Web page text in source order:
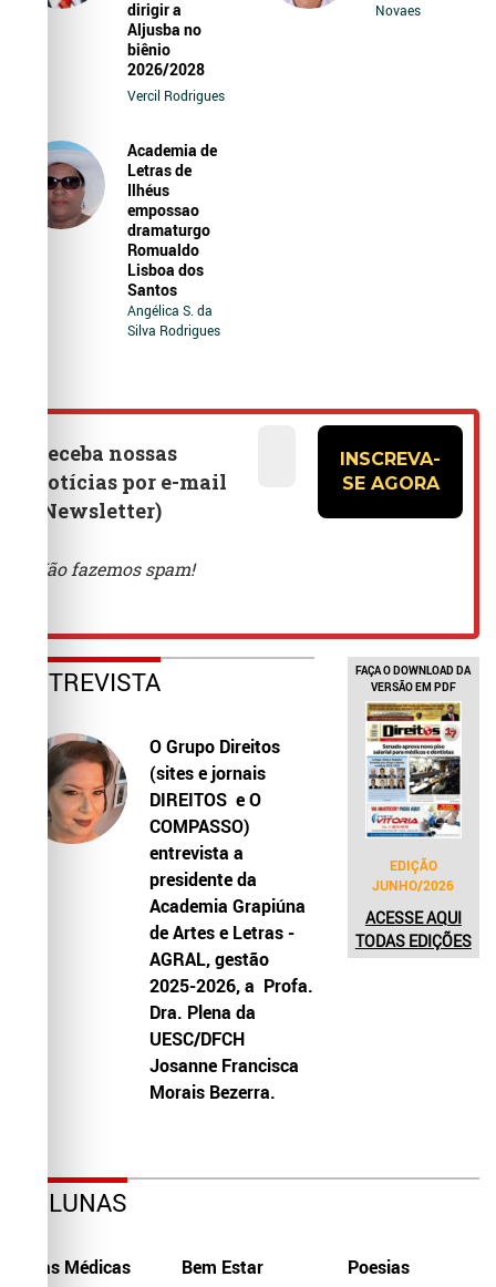
dirigir a
Aljusba no
biênio
2026/2028
Vercil Rodrigues
Novaes
Academia de
Letras de
Ilhéus
empossao
dramaturgo
Romualdo
Lisboa dos
Santos
Angélica S. da
Silva Rodrigues
ENTREVISTA
O Grupo Direitos
(sites e jornais
DIREITOS e O
COMPASSO)
entrevista a
presidente da
Academia Grapiúna
de Artes e Letras -
AGRAL, gestão
2025-2026, a Profa.
Dra. Plena da
UESC/DFCH
Josanne Francisca
Morais Bezerra.
FAÇA O DOWNLOAD DA
VERSÃO EM PDF
EDIÇÃO
JUNHO/2026
ACESSE AQUI
TODAS EDIÇÕES
COLUNAS
Dicas Médicas Bem Estar Poesias